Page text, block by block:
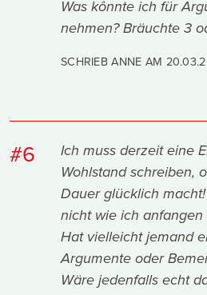
Was kônnte ich für
nehmen? Bräuchte 3
SCHRIEB ANNE AM
#6
Ich muss derzeit eine
Wohlstand schreiben,
Dauer glücklich
nicht wie ich anfangen
Hat vielleicht jemand
Argumente oder
Wäre jedenfalls echt